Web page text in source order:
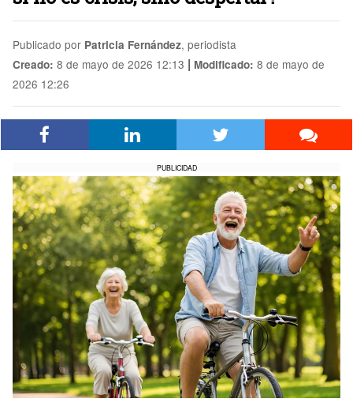
Publicado por Patricia Fernández, periodista
Creado: 8 de mayo de 2026 12:13 | Modificado: 8 de mayo de
2026 12:26
PUBLICIDAD